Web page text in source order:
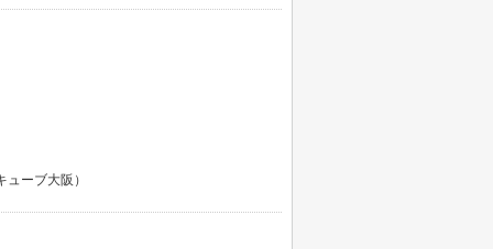
ューブ大阪）